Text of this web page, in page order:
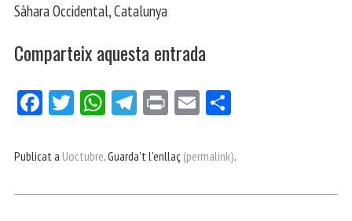
Sàhara Occidental, Catalunya
Comparteix aquesta entrada
Fa
bo
Tw
er
W
ts
p
Te
gr
m
Pri E
ail pa
ei
Publicat a Uoctubre. Guarda't l'enllaç (permalink).